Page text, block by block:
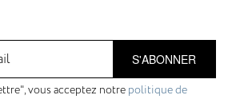
S'ABONNER
vous acceptez notre politique de